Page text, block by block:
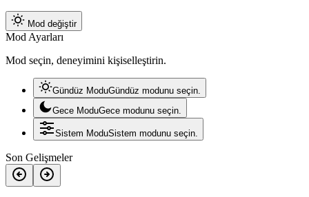
Mod değiştir
Mod Ayarları
Mod seçin, deneyimini kişiselleştirin.
Gündüz ModuGündüz modunu seçin.
Gece ModuGece modunu seçin.
Sistem ModuSistem modunu seçin.
Son Gelişmeler